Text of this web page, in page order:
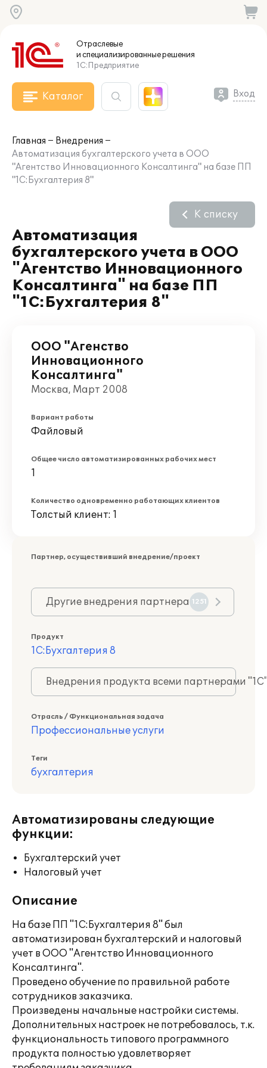
Отраслевые
и специализированныерешения
1С:Предприятие
Каталог Вход
Главная
Внедрения
Автоматизация бухгалтерского учета в ООО
"Агентство Инновационного Консалтинга" на базе ПП
"1С:Бухгалтерия 8"
Автоматизация
бухгалтерского учета в ООО
"Агентство Инновационного
Консалтинга" на базе ПП
"1С:Бухгалтерия 8"
К списку
ООО "Агенство
Инновационного
Консалтинга"
Москва, Март 2008
Вариант работы
Файловый
Общее число автоматизированных рабочих мест
1
Количество одновременно работающих клиентов
Толстый клиент: 1
Партнер, осуществивший внедрение/проект
Другие внедрения партнера 1251
Продукт
1С:Бухгалтерия 8
Внедрения продукта всеми партнерами
Отрасль / Функциональная задача
Профессиональные услуги
Теги
бухгалтерия
Автоматизированы следующие
функции:
Бухгалтерский учет
Налоговый учет
Описание
На базе ПП "1С:Бухгалтерия 8" был
автоматизирован бухгалтерский и налоговый
учет в ООО "Агентство Инновационного
Консалтинга".
Проведено обучение по правильной работе
сотрудников заказчика.
Произведены начальные настройки системы.
Дополнительных настроек не потребовалось, т.к.
функциональность типового программного
продукта полностью удовлетворяет